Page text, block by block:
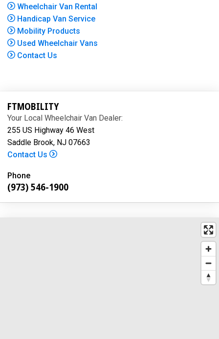
Wheelchair Van Rental
Handicap Van Service
Mobility Products
Used Wheelchair Vans
Contact Us
FTMOBILITY
Your Local Wheelchair Van Dealer:
255 US Highway 46 West
Saddle Brook, NJ 07663
Contact Us
Phone
(973) 546-1900